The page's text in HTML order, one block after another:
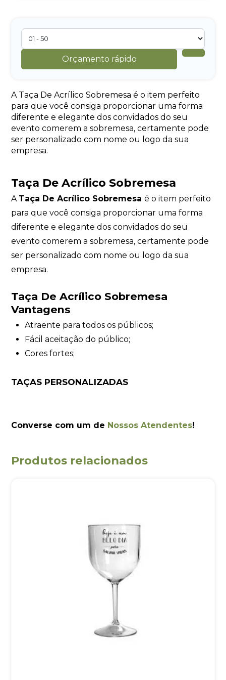
Orçamento rápido
A Taça De Acrílico Sobremesa é o item perfeito
para que você consiga proporcionar uma forma
diferente e elegante dos convidados do seu
evento comerem a sobremesa, certamente pode
ser personalizado com nome ou logo da sua
empresa.
Taça De Acrílico Sobremesa
A Taça De Acrílico Sobremesaé o item perfeito
para que você consiga proporcionar uma forma
diferente e elegante dos convidados do seu
evento comerem a sobremesa, certamente pode
ser personalizado com nome ou logo da sua
empresa.
Taça De Acrílico Sobremesa
Vantagens
Atraente para todos os públicos;
Fácil aceitação do público;
Cores fortes;
TAÇAS PERSONALIZADAS
Converse com um de Nossos Atendentes!
Produtos relacionados